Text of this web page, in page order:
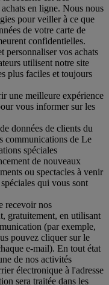
en ligne. Nous nous
pour veiller à ce que
de votre carte de
confidentielles.
personnaliser vos achats
utilisent notre site
plus faciles et toujours
une meilleure expérience
vous informer sur les
données de clients du
communications de Le
spéciales
de nouveaux
ou spectacles à venir
qui vous sont
recevoir nos
gratuitement, en utilisant
(par exemple,
pouvez cliquer sur le
e-mail). En tout état
de nos activités
électronique à l'adresse
sera traitée dans les